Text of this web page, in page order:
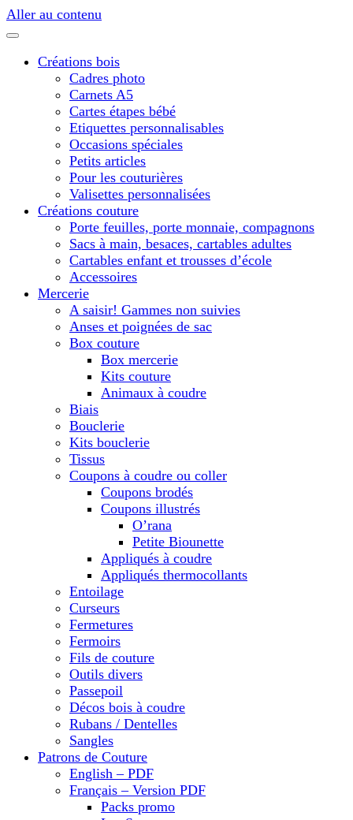
Aller au contenu
Créations bois
Cadres photo
Carnets A5
Cartes étapes bébé
Etiquettes personnalisables
Occasions spéciales
Petits articles
Pour les couturières
Valisettes personnalisées
Créations couture
Porte feuilles, porte monnaie, compagnons
Sacs à main, besaces, cartables adultes
Cartables enfant et trousses d’école
Accessoires
Mercerie
A saisir! Gammes non suivies
Anses et poignées de sac
Box couture
Box mercerie
Kits couture
Animaux à coudre
Biais
Bouclerie
Kits bouclerie
Tissus
Coupons à coudre ou coller
Coupons brodés
Coupons illustrés
O’rana
Petite Biounette
Appliqués à coudre
Appliqués thermocollants
Entoilage
Curseurs
Fermetures
Fermoirs
Fils de couture
Outils divers
Passepoil
Décos bois à coudre
Rubans / Dentelles
Sangles
Patrons de Couture
English – PDF
Français – Version PDF
Packs promo